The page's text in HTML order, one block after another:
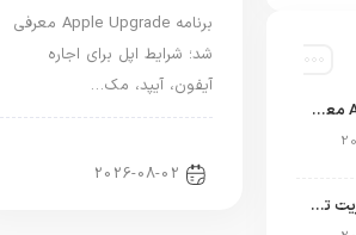
برنامه Apple Upgrade معرفی
شد؛ شرایط اپل برای اجاره
آیفون، آیپد، مک…
2026-08-02
برنامه Apple Upgrade معرفی شد؛ شرایط اپل برای اجاره آیفون، آیپد، مک و اپل واچ
نگاهی به ۱۵ سال مدیریت تیم کوک در اپل